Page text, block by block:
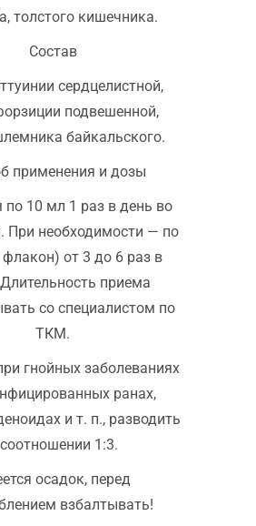
толстого кишечника.
Состав
сердцелистной,
подвешенной,
байкальского.
применения и дозы
по 10 мл 1 раз в день во
При необходимости — по
от 3 до 6 раз в
приема
со специалистом по
ТКМ.
гнойных заболеваниях
ранах,
и т. п., разводить
1:3.
осадок, перед
взбалтывать!